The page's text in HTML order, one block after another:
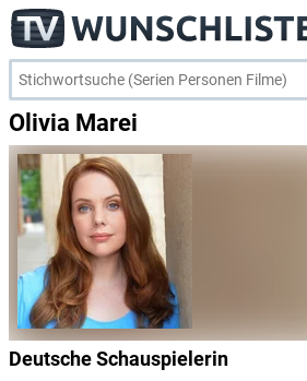
Olivia Marei
Deutsche Schauspielerin